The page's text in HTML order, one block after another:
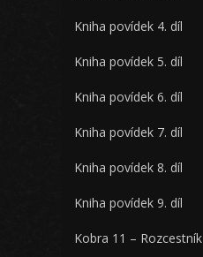
Kniha povídek 4. díl
Kniha povídek 5. díl
Kniha povídek 6. díl
Kniha povídek 7. díl
Kniha povídek 8. díl
Kniha povídek 9. díl
Kobra 11 – Rozcestník